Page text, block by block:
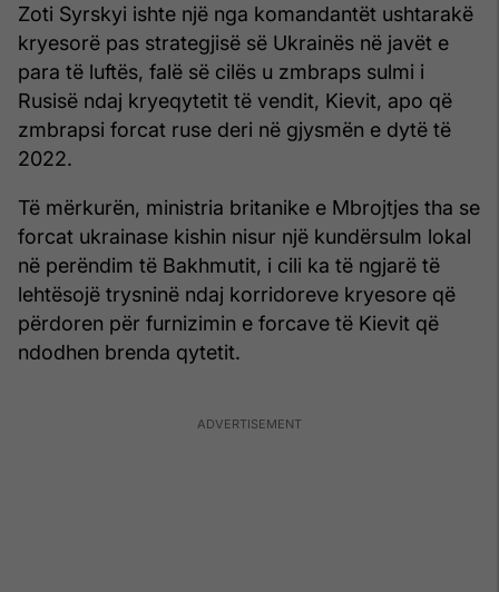
Zoti Syrskyi ishte një nga komandantët ushtarakë
kryesorë pas strategjisë së Ukrainës në javët e
para të luftës, falë së cilës u zmbraps sulmi i
Rusisë ndaj kryeqytetit të vendit, Kievit, apo që
zmbrapsi forcat ruse deri në gjysmën e dytë të
2022.
Të mërkurën, ministria britanike e Mbrojtjes tha se
forcat ukrainase kishin nisur një kundërsulm lokal
në perëndim të Bakhmutit, i cili ka të ngjarë të
lehtësojë trysninë ndaj korridoreve kryesore që
përdoren për furnizimin e forcave të Kievit që
ndodhen brenda qytetit.